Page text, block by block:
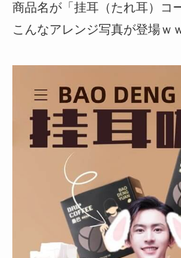
商品名が「挂耳（たれ耳）
こんなアレンジ写真が登場ｗ